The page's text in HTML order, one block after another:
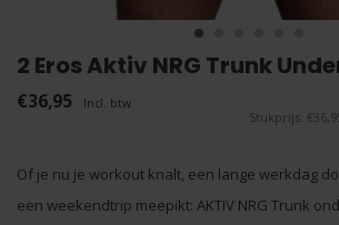
2 Eros Aktiv NRG Trunk
€36,95 Incl. btw
Stukprijs:
Of je nu je workout knalt, een lange werkdag
een weekendtrip meepikt: AKTIV NRG Trunk